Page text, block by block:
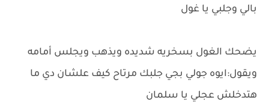
بالي وجلبي يا غول
يضحك الغول بسخريه شديده ويذهب ويجلس أمامه
ويقول:ايوه جولي بجي جلبك مرتاح كيف علشان دي ما
هتدخلش عجلي يا سلمان